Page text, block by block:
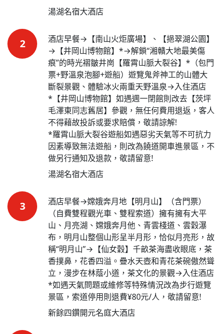
湯湖名宿大酒店
2
酒店早餐→【南山火炬廣場】、【挹翠湖公園】
→【井岡山博物館】*→解鎖“湘贛大地最美傷
痕”的時光褶皺井崗【羅霄山脈大裂谷】*（包門
票+野溫泉泡腳+遊船）遊覽鬼斧神工的山體大
斷裂景觀、體驗冰火兩重天野溫泉→入住酒店
*【井岡山博物館】如遇週一閉館則改去【茨坪
毛澤東同志舊居】參觀，無任何費用退返，客人
不得藉故投訴或要求賠償，敬請諒解!
*羅霄山脈大裂谷遊船如遇惡劣天氣等不可抗力
因素導致無法遊船，則改為饒道開車進景區，不
做另行通知及退款，敬請留意!
湯湖名宿大酒店
3
酒店早餐→嫦娥奔月地【明月山】（含門票）
（自費雙程觀光車、雙程索道）擁有擁有大平
山、月亮湖、嫦娥奔月他、青雲棧道、雲穀瀑
布，明月山整個山形呈半月形，恰似月亮形，故
稱“明月山”→【仙女穀】千畝茶海盡收眼底，茶
香撲鼻，花香四溢。疊水天壺和青花茶碗傲然聳
立，漫步在林蔭小道，茶文化的景觀→入住酒店
*如遇天氣問題或維修等特殊情況改為步行遊覽
景區，索道停用則退費¥80元/人，敬請留意!
新餘四鑽開元名庭大酒店